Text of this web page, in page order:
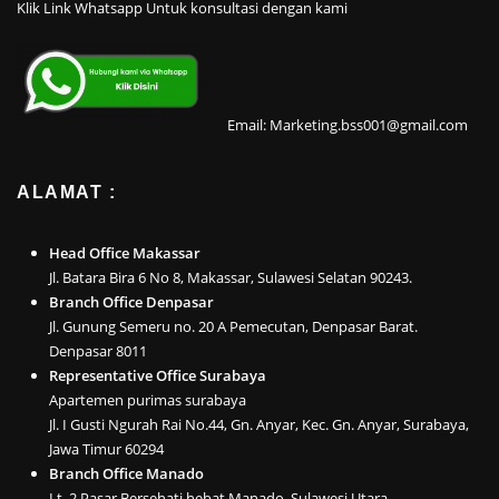
Klik Link Whatsapp Untuk konsultasi dengan kami
Email: Marketing.bss001@gmail.com
ALAMAT :
Head Office Makassar
Jl. Batara Bira 6 No 8, Makassar, Sulawesi Selatan 90243.
Branch Office Denpasar
Jl. Gunung Semeru no. 20 A Pemecutan, Denpasar Barat.
Denpasar 8011
Representative Office Surabaya
Apartemen purimas surabaya
Jl. I Gusti Ngurah Rai No.44, Gn. Anyar, Kec. Gn. Anyar, Surabaya,
Jawa Timur 60294
Branch Office Manado